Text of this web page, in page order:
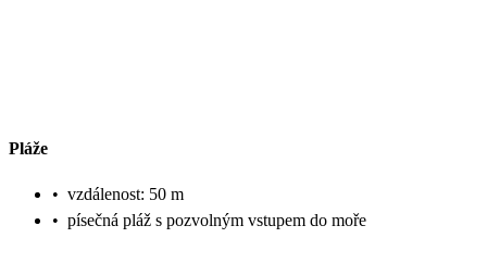
Pláže
• vzdálenost: 50 m
• písečná pláž s pozvolným vstupem do moře